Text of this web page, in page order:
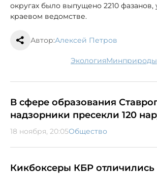
округах было выпущено 2210 фазанов,
краевом ведомстве.
Автор:Алексей Петров
экология минприроды
В сфере образования
надзорники пресекли 120
18 ноября, 20:05Общество
Кикбоксеры КБР отличились